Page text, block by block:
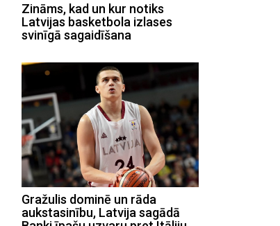
Zināms, kad un kur notiks
Latvijas basketbola izlases
svinīgā sagaidīšana
Gražulis dominē un rāda
aukstasinību, Latvija sagādā